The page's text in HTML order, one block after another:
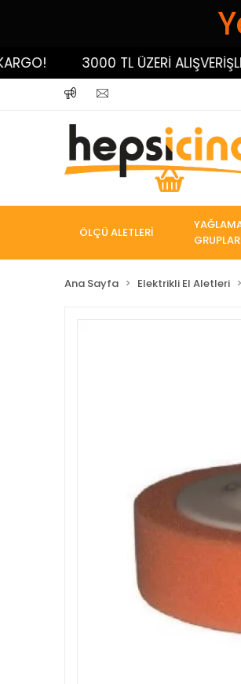
3000 TL ÜZERİ
ÖLÇÜ ALETLERİ
Ana Sayfa Elektrikli El Aletleri